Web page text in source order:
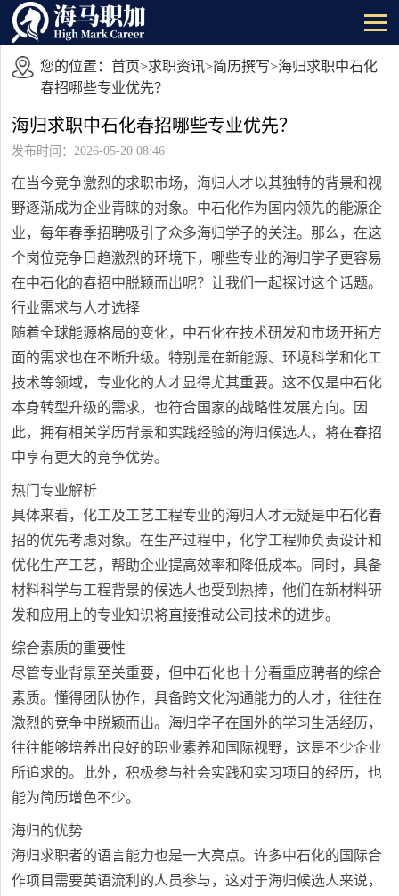
您的位置： 首页>求职资讯>简历撰写>海归求职中石化
春招哪些专业优先？
海归求职中石化春招哪些专业优先？
发布时间：2026-05-20 08:46
在当今竞争激烈的求职市场，海归人才以其独特的背景和视
野逐渐成为企业青睐的对象。中石化作为国内领先的能源企
业，每年春季招聘吸引了众多海归学子的关注。那么，在这
个岗位竞争日趋激烈的环境下，哪些专业的海归学子更容易
在中石化的春招中脱颖而出呢？让我们一起探讨这个话题。
行业需求与人才选择
随着全球能源格局的变化，中石化在技术研发和市场开拓方
面的需求也在不断升级。特别是在新能源、环境科学和化工
技术等领域，专业化的人才显得尤其重要。这不仅是中石化
本身转型升级的需求，也符合国家的战略性发展方向。因
此，拥有相关学历背景和实践经验的海归候选人，将在春招
中享有更大的竞争优势。
热门专业解析
具体来看，化工及工艺工程专业的海归人才无疑是中石化春
招的优先考虑对象。在生产过程中，化学工程师负责设计和
优化生产工艺，帮助企业提高效率和降低成本。同时，具备
材料科学与工程背景的候选人也受到热捧，他们在新材料研
发和应用上的专业知识将直接推动公司技术的进步。
综合素质的重要性
尽管专业背景至关重要，但中石化也十分看重应聘者的综合
素质。懂得团队协作，具备跨文化沟通能力的人才，往往在
激烈的竞争中脱颖而出。海归学子在国外的学习生活经历，
往往能够培养出良好的职业素养和国际视野，这是不少企业
所追求的。此外，积极参与社会实践和实习项目的经历，也
能为简历增色不少。
海归的优势
海归求职者的语言能力也是一大亮点。许多中石化的国际合
作项目需要英语流利的人员参与，这对于海归候选人来说，